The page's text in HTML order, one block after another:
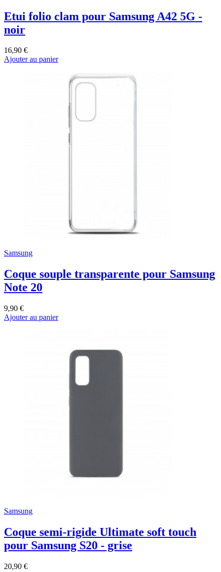
Etui folio clam pour Samsung A42 5G -
noir
16,90 €
Ajouter au panier
Samsung
Coque souple transparente pour Samsung
Note 20
9,90 €
Ajouter au panier
Samsung
Coque semi-rigide Ultimate soft touch
pour Samsung S20 - grise
20,90 €